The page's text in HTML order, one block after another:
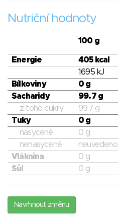
Nutriční hodnoty
100 g
Energie 405 kcal
1695 kJ
Bílkoviny
0 g
Sacharidy
99.7 g
z toho cukry
99.7 g
Tuky
0 g
nasycené
0 g
nenasycené
neuvedeno
Vláknina
0 g
Sůl
0 g
Navrhnout změnu